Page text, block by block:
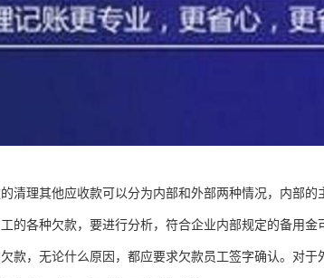
清理其他应收款可以分为内部和外部两种情况，内部
的各种欠款，要进行分析，符合企业内部规定的备用
款，无论什么原因，都应要求欠款员工签字确认。对